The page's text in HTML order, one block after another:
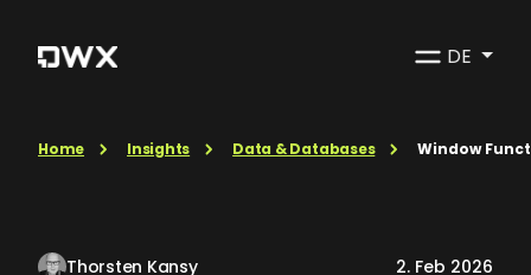
DE
Home Insights Data & Databases Window
Thorsten Kansy 2. Feb 2026